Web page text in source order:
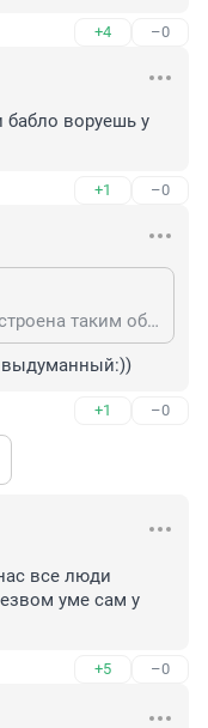
+4 –0
воруешь у
+1 –0
Налоговая система в России устроена таким образом, что условно бедные содержат условно богатых. По-просто говоря у нас шкала налогообложения даже не плоская (как некоторые ошибочно полагают), а регрессивная. Оно и понятно, - в России брать налоги с условно богатых все равно что с налоговых средств еще раз взять налоги. Потому и не принимают не то что прогрессивную шкалу, а даже по настоящему плоскую. - Она у нас, повторяю, не плоская, а регрессивная. Чем больше имеешь, тем меньше платишь. Но скоро это все закончится, так как количество условно бедных россиян начало катастрофически сокращаться. И деле даже во военных демографических провалах, - народ просто стал разбегаться. Так что скоро ку нас и условно богатых не будет, так исчезнут условно бедные налогоплательщики. Ну вроде как с сказке Щедрина один мужик сумел двух генералов прокормить. Так вот, - мужик скоро исчезнет от слова совсем. И потому "генералы" сдохнут с голоду. То есть их тоже не будет.
выдуманный:))
+1 –0
все люди
уме сам у
+5 –0